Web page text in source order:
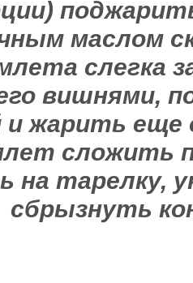
маслом
вишнями,
и жарить
сложить
на тарелку,
сбрызнуть